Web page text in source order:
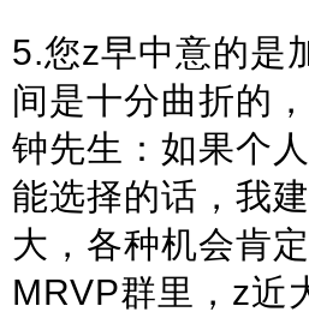
5.您z早中意的是
间是十分曲折的
钟先生：如果个
能选择的话，我
大，各种机会肯
MRVP群里，z近